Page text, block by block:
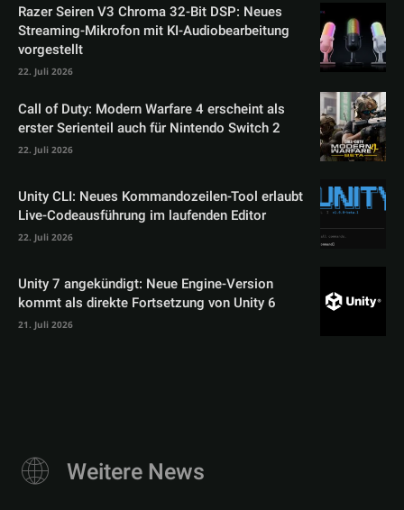
Razer Seiren V3 Chroma 32-Bit DSP: Neues
Streaming-Mikrofon mit KI-Audiobearbeitung
vorgestellt
22. Juli 2026
Call of Duty: Modern Warfare 4 erscheint als
erster Serienteil auch für Nintendo Switch 2
22. Juli 2026
Unity CLI: Neues Kommandozeilen-Tool erlaubt
Live-Codeausführung im laufenden Editor
22. Juli 2026
Unity 7 angekündigt: Neue Engine-Version
kommt als direkte Fortsetzung von Unity 6
21. Juli 2026
Weitere News